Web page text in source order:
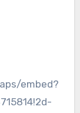
embed?